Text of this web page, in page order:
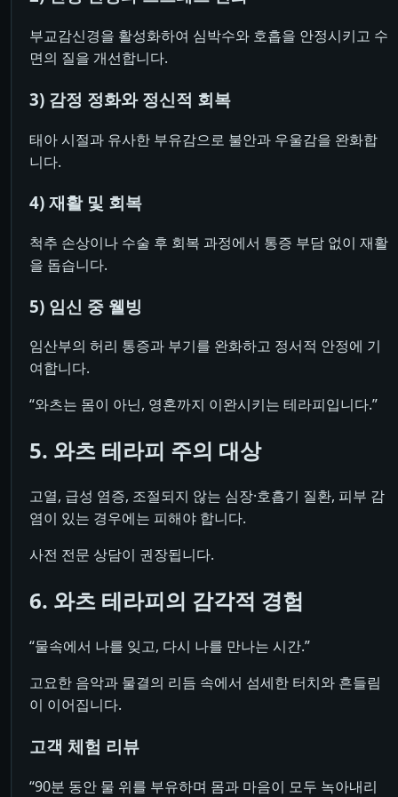
부교감신경을 활성화하여 심박수와 호흡을 안정시키고 수
면의 질을 개선합니다.
3) 감정 정화와 정신적 회복
태아 시절과 유사한 부유감으로 불안과 우울감을 완화합
니다.
4) 재활 및 회복
척추 손상이나 수술 후 회복 과정에서 통증 부담 없이 재활
을 돕습니다.
5) 임신 중 웰빙
임산부의 허리 통증과 부기를 완화하고 정서적 안정에 기
여합니다.
“와츠는 몸이 아닌, 영혼까지 이완시키는 테라피입니다.”
5. 와츠 테라피 주의 대상
고열, 급성 염증, 조절되지 않는 심장·호흡기 질환, 피부 감
염이 있는 경우에는 피해야 합니다.
사전 전문 상담이 권장됩니다.
6. 와츠 테라피의 감각적 경험
“물속에서 나를 잊고, 다시 나를 만나는 시간.”
고요한 음악과 물결의 리듬 속에서 섬세한 터치와 흔들림
이 이어집니다.
고객 체험 리뷰
“90분 동안 물 위를 부유하며 몸과 마음이 모두 녹아내리